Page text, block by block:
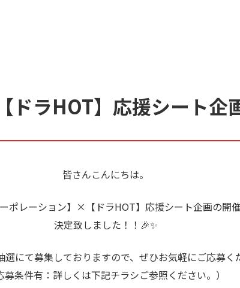
ドラHOT】応援シート企
皆さんこんにちは。
ーポレーション】×【ドラHOT】応援シート企画の開
決定致しました！！🎉✨
選にて募集しておりますので、ぜひお気軽にご応募く
募条件有：詳しくは下記チラシご参照ください。）